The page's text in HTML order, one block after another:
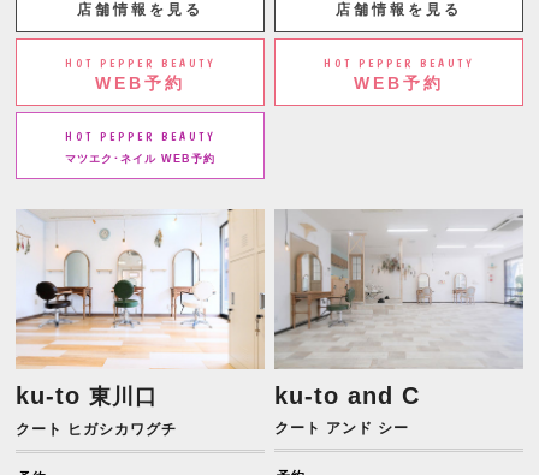
店舗情報を見る
HOT PEPPER BEAUTY
WEB予約
HOT PEPPER BEAUTY
マツエク･ネイル WEB予約
店舗情報を見る
HOT PEPPER BEAUTY
WEB予約
ku-to東川口
クート ヒガシカワグチ
ku-to and C
クート アンド シー